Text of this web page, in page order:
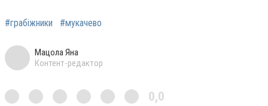
#грабіжники #мукачево
Мацола Яна
Контент-редактор
0,0